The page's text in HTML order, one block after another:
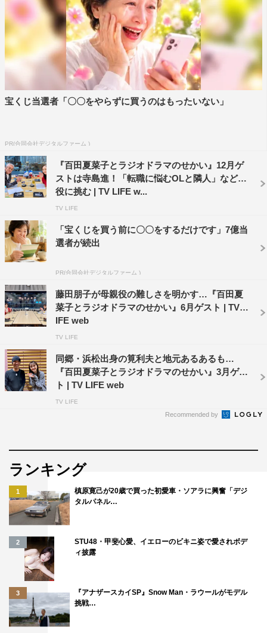
宝くじ当選者「〇〇をやらずに買うのはもったいない」
PR(合同会社デジタルファーム )
『百田夏菜子とラジオドラマのせかい』12月ゲ
ストは寺島進！「転職に悩むOLと隣人」など5
役に挑む | TV LIFE w...
TV LIFE
「宝くじを買う前に〇〇をするだけです」7億当
選者が続出
PR(合同会社デジタルファーム )
藤田朋子が母親役の難しさを明かす…『百田夏
菜子とラジオドラマのせかい』6月ゲスト | TV L
IFE web
TV LIFE
同郷・浜松出身の筧利夫と地元あるあるも…
『百田夏菜子とラジオドラマのせかい』3月ゲス
ト | TV LIFE web
TV LIFE
Recommended by
ランキング
1
槙原寛己が20歳で買った初愛車・ソアラに興奮「デジ
タルパネル…
2
STU48・甲斐心愛、イエローのビキニ姿で愛されボデ
ィ披露
3
『アナザースカイSP』Snow Man・ラウールがモデル
挑戦…